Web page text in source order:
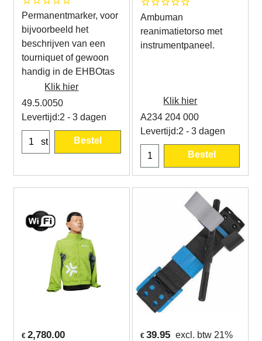
Permanentmarker, voor
bijvoorbeeld het
beschrijven van een
tourniquet of gewoon
handig in de EHBOtas
Klik hier
49.5.0050
Levertijd:2 - 3 dagen
st Bestel
Ambuman
reanimatietorso met
instrumentpaneel.
Klik hier
A234 204 000
Levertijd:2 - 3 dagen
Bestel
€ 2,780.00 € 39.95 excl. btw 21%